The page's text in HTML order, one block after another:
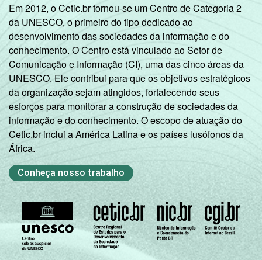
Em 2012, o Cetic.br tornou-se um Centro de Categoria 2
da UNESCO, o primeiro do tipo dedicado ao
desenvolvimento das sociedades da informação e do
conhecimento. O Centro está vinculado ao Setor de
Comunicação e Informação (CI), uma das cinco áreas da
UNESCO. Ele contribui para que os objetivos estratégicos
da organização sejam atingidos, fortalecendo seus
esforços para monitorar a construção de sociedades da
informação e do conhecimento. O escopo de atuação do
Cetic.br inclui a América Latina e os países lusófonos da
África.
Conheça nosso trabalho